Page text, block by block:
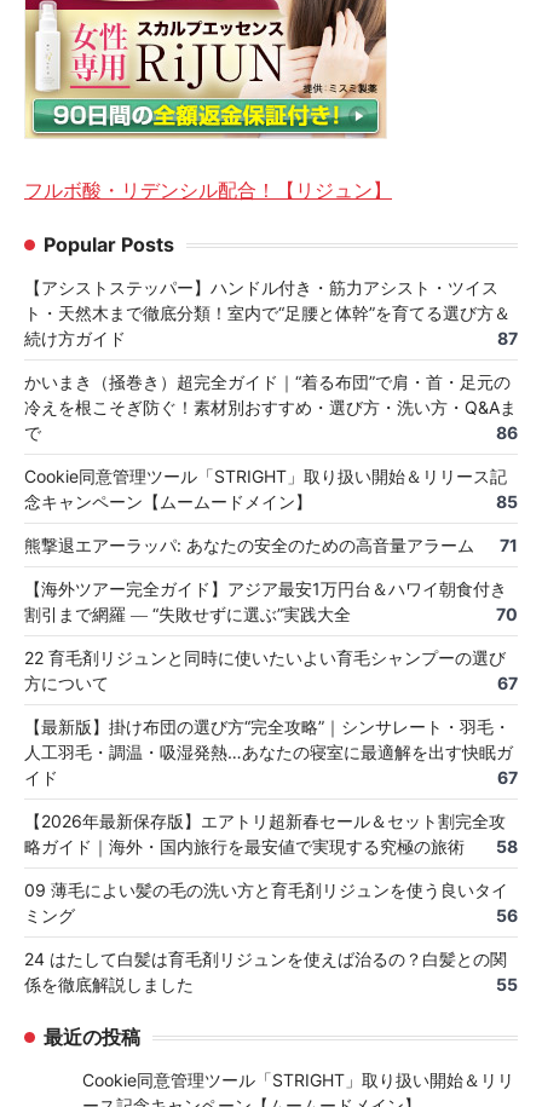
フルボ酸・リデンシル配合！【リジュン】
Popular Posts
【アシストステッパー】ハンドル付き・筋力アシスト・ツイス
ト・天然木まで徹底分類！室内で“足腰と体幹”を育てる選び方＆
続け方ガイド
87
かいまき（掻巻き）超完全ガイド｜“着る布団”で肩・首・足元の
冷えを根こそぎ防ぐ！素材別おすすめ・選び方・洗い方・Q&Aま
で
86
Cookie同意管理ツール「STRIGHT」取り扱い開始＆リリース記
念キャンペーン【ムームードメイン】
85
熊撃退エアーラッパ: あなたの安全のための高音量アラーム 71
【海外ツアー完全ガイド】アジア最安1万円台＆ハワイ朝食付き
割引まで網羅 ― “失敗せずに選ぶ”実践大全
70
22 育毛剤リジュンと同時に使いたいよい育毛シャンプーの選び
方について
67
【最新版】掛け布団の選び方“完全攻略”｜シンサレート・羽毛・
人工羽毛・調温・吸湿発熱…あなたの寝室に最適解を出す快眠ガ
イド
67
【2026年最新保存版】エアトリ超新春セール＆セット割完全攻
略ガイド｜海外・国内旅行を最安値で実現する究極の旅術
58
09 薄毛によい髪の毛の洗い方と育毛剤リジュンを使う良いタイ
ミング
56
24 はたして白髪は育毛剤リジュンを使えば治るの？白髪との関
係を徹底解説しました
55
最近の投稿
Cookie同意管理ツール「STRIGHT」取り扱い開始＆リリ